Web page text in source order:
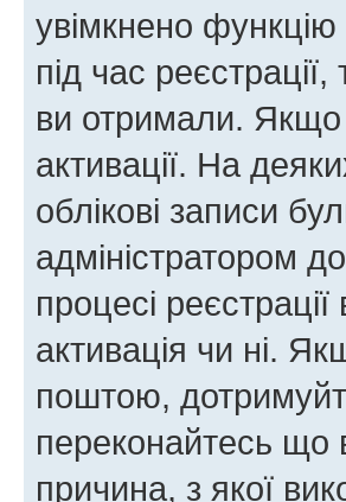
увімкнено
під час
ви отримали. Якщо
активації. На
облікові записи
адміністратором
процесі
активація чи ні.
поштою,
переконайтесь що
причина, з якої